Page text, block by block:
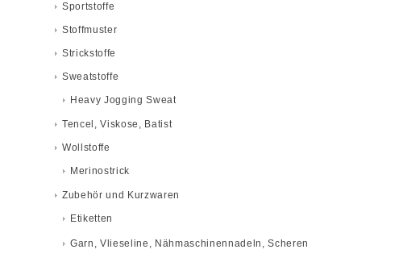
Sportstoffe
Stoffmuster
Strickstoffe
Sweatstoffe
Heavy Jogging Sweat
Tencel, Viskose, Batist
Wollstoffe
Merinostrick
Zubehör und Kurzwaren
Etiketten
Garn, Vlieseline, Nähmaschinennadeln, Scheren